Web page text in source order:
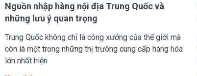
Nguồn nhập hàng nội địa Trung Quốc và
những lưu ý quan trọng
Trung Quốc không chỉ là công xưởng của thế giới mà
còn là một trong những thị trường cung cấp hàng hóa
lớn nhất hiện